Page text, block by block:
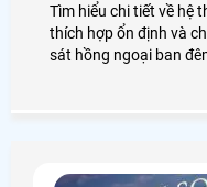
Tìm hiểu chi tiết về hệ
thích hợp ổn định và
sát hồng ngoại ban